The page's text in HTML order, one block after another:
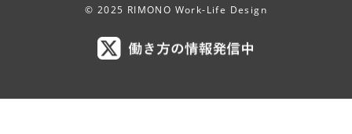
© 2025 RIMONO Work-Life Design